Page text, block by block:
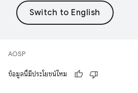
AOSP
ข้อมูลนี้มีประโยชน์ไหม